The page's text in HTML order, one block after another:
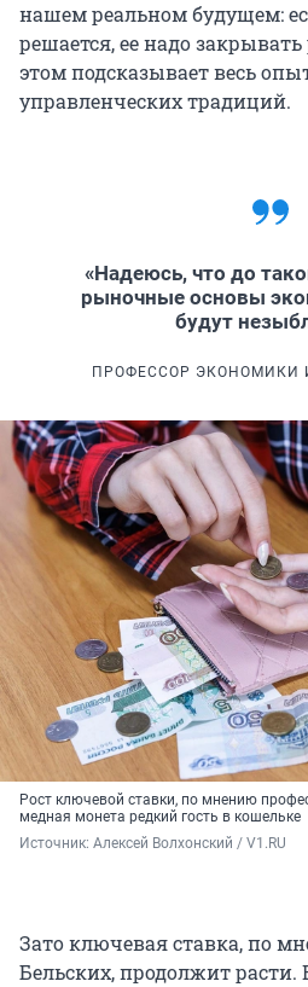
нашем реальном будущем:
решается, ее надо
этом подсказывает весь
управленческих традиций.
«Надеюсь, что до
рыночные основы
будут
ПРОФЕССОР ЭКОНОМИКИ
Рост ключевой ставки, по мнению
медная монета редкий гость в кошельке
Источник: Алексей Волхонский / V1.RU
Зато ключевая ставка, по
Бельских, продолжит расти.